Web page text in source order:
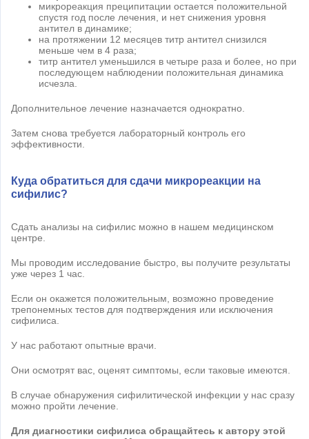
микрореакция преципитации остается положительной
спустя год после лечения, и нет снижения уровня
антител в динамике;
на протяжении 12 месяцев титр антител снизился
меньше чем в 4 раза;
титр антител уменьшился в четыре раза и более, но при
последующем наблюдении положительная динамика
исчезла.
Дополнительное лечение назначается однократно.
Затем снова требуется лабораторный контроль его
эффективности.
Куда обратиться для сдачи микрореакции на
сифилис?
Сдать анализы на сифилис можно в нашем медицинском
центре.
Мы проводим исследование быстро, вы получите результаты
уже через 1 час.
Если он окажется положительным, возможно проведение
трепонемных тестов для подтверждения или исключения
сифилиса.
У нас работают опытные врачи.
Они осмотрят вас, оценят симптомы, если таковые имеются.
В случае обнаружения сифилитической инфекции у нас сразу
можно пройти лечение.
Для диагностики сифилиса обращайтесь к автору этой